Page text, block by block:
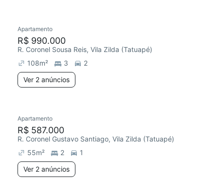
Apartamento
R$ 990.000
R. Coronel Sousa Reis, Vila Zilda (Tatuapé)
108m² 3
2
Ver 2 anúncios
Apartamento
R$ 587.000
R. Coronel Gustavo Santiago, Vila Zilda (Tatuapé)
55m² 2
1
Ver 2 anúncios